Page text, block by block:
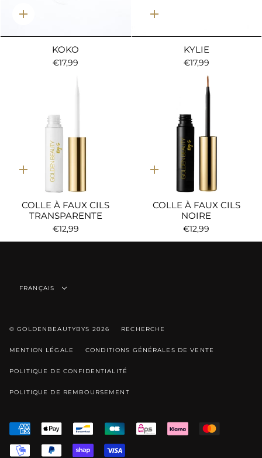
Ajout
KOKO
€17,99
Ajout
KYLIE
€17,99
Ajout
rapide
COLLE À FAUX CILS
TRANSPARENTE
€12,99
Ajout
rapide
COLLE À FAUX CILS
NOIRE
€12,99
FRANÇAIS
© GOLDENBEAUTYBYS 2026 RECHERCHE
MENTION LÉGALE CONDITIONS GÉNÉRALES DE VENTE
POLITIQUE DE CONFIDENTIALITÉ
POLITIQUE DE REMBOURSEMENT